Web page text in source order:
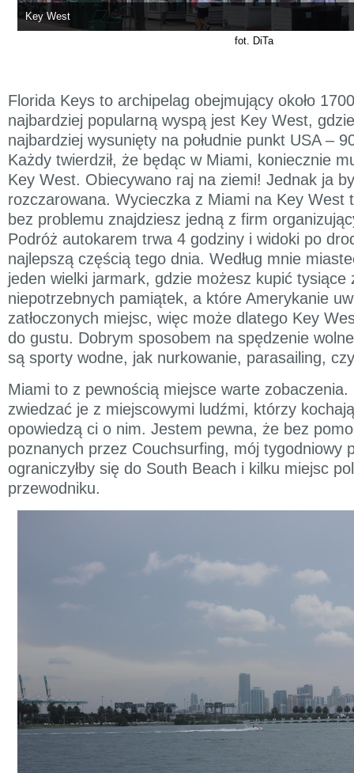
Key West
fot. DiTa
Florida Keys to archipelag obejmujący około
najbardziej popularną wyspą jest Key West,
najbardziej wysunięty na południe punkt USA –
Każdy twierdził, że będąc w Miami, koniecznie
Key West. Obiecywano raj na ziemi! Jednak ja
rozczarowana. Wycieczka z Miami na Key West
bez problemu znajdziesz jedną z firm
Podróż autokarem trwa 4 godziny i widoki po
najlepszą częścią tego dnia. Według mnie
jeden wielki jarmark, gdzie możesz kupić tysiące
niepotrzebnych pamiątek, a które Amerykanie
zatłoczonych miejsc, więc może dlatego Key
do gustu. Dobrym sposobem na spędzenie
są sporty wodne, jak nurkowanie, parasailing,
Miami to z pewnością miejsce warte zobaczenia.
zwiedzać je z miejscowymi ludźmi, którzy
opowiedzą ci o nim. Jestem pewna, że bez
poznanych przez Couchsurfing, mój tygodniowy
ograniczyłby się do South Beach i kilku miejsc
przewodniku.